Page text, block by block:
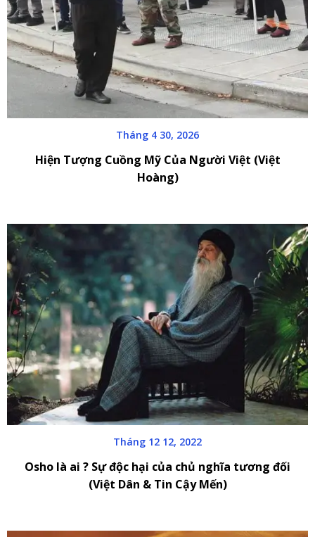
Tháng 4 30, 2026
Hiện Tượng Cuồng Mỹ Của Người Việt (Việt
Hoàng)
Tháng 12 12, 2022
Osho là ai ? Sự độc hại của chủ nghĩa tương đối
(Việt Dân & Tin Cậy Mến)